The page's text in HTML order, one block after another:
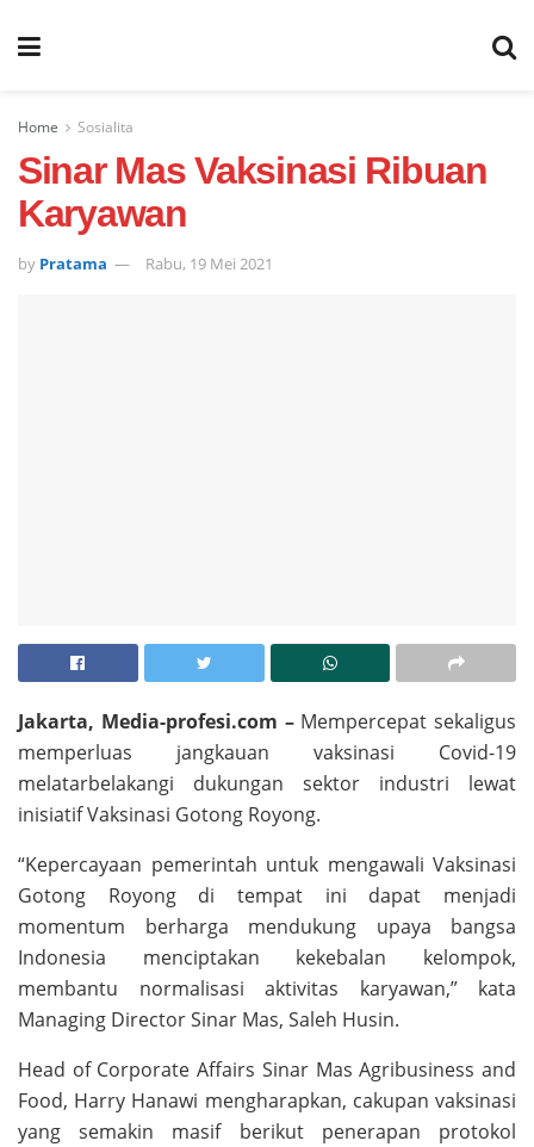
Home Sosialita
Sinar Mas Vaksinasi Ribuan
Karyawan
by Pratama Rabu, 19 Mei 2021
Jakarta, Media-profesi.com –Mempercepat sekaligus
memperluas jangkauan vaksinasi Covid-19
melatarbelakangi dukungan sektor industri lewat
inisiatif Vaksinasi Gotong Royong.
“Kepercayaan pemerintah untuk mengawali Vaksinasi
Gotong Royong di tempat ini dapat menjadi
momentum berharga mendukung upaya bangsa
Indonesia menciptakan kekebalan kelompok,
membantu normalisasi aktivitas karyawan,” kata
Managing Director Sinar Mas, Saleh Husin.
Head of Corporate Affairs Sinar Mas Agribusiness and
Food, Harry Hanawi mengharapkan, cakupan vaksinasi
yang semakin masif berikut penerapan protokol